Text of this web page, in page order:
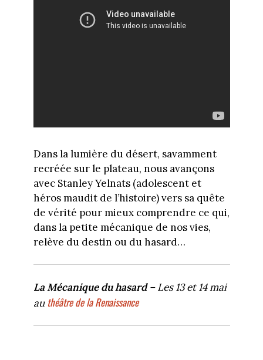
Dans la lumière du désert, savamment
recréée sur le plateau, nous avançons
avec Stanley Yelnats (adolescent et
héros maudit de l’histoire) vers sa quête
de vérité pour mieux comprendre ce qui,
dans la petite mécanique de nos vies,
relève du destin ou du hasard…
La Mécanique du hasard– Les 13 et 14 mai
authéâtre de la Renaissance